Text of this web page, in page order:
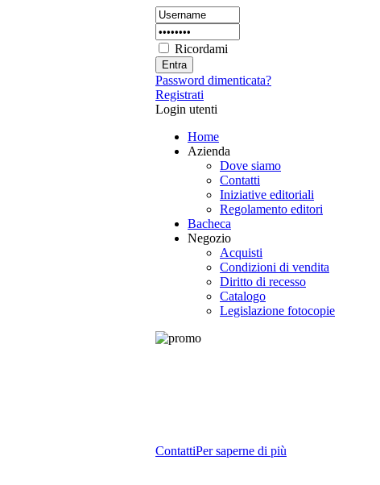
Ricordami
Password dimenticata?
Registrati
Login utenti
Home
Azienda
Dove siamo
Contatti
Iniziative editoriali
Regolamento editori
Bacheca
Negozio
Acquisti
Condizioni di vendita
Diritto di recesso
Catalogo
Legislazione fotocopie
ContattiPer saperne di più